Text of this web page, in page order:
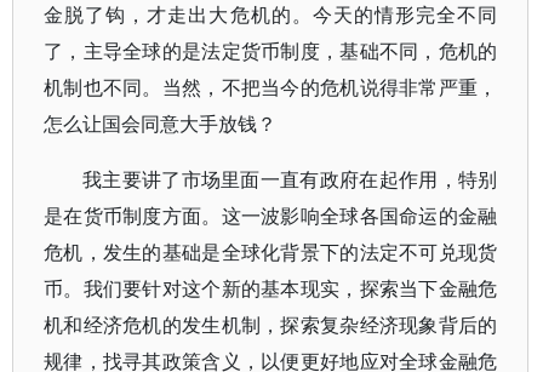
金脱了钩，才走出大危机的。今天的情形完全不同
了，主导全球的是法定货币制度，基础不同，危机的
机制也不同。当然，不把当今的危机说得非常严重，
怎么让国会同意大手放钱？
我主要讲了市场里面一直有政府在起作用，特别
是在货币制度方面。这一波影响全球各国命运的金融
危机，发生的基础是全球化背景下的法定不可兑现货
币。我们要针对这个新的基本现实，探索当下金融危
机和经济危机的发生机制，探索复杂经济现象背后的
规律，找寻其政策含义，以便更好地应对全球金融危